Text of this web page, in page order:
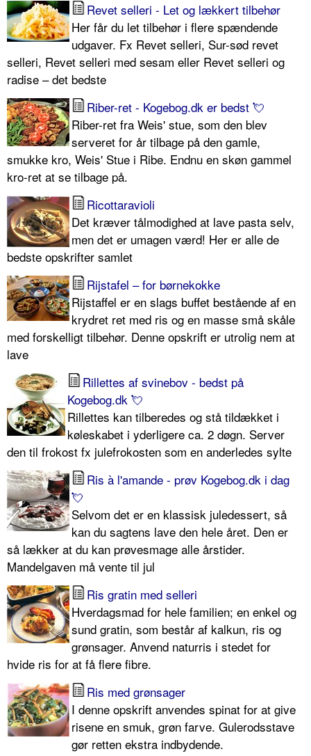
Revet selleri - Let og lækkert tilbehør
Her får du let tilbehør i flere spændende
udgaver. Fx Revet selleri, Sur-sød revet
selleri, Revet selleri med sesam eller Revet selleri og
radise – det bedste
Riber-ret - Kogebog.dk er bedst 💘
Riber-ret fra Weis' stue, som den blev
serveret for år tilbage på den gamle,
smukke kro, Weis' Stue i Ribe. Endnu en skøn gammel
kro-ret at se tilbage på.
Ricottaravioli
Det kræver tålmodighed at lave pasta selv,
men det er umagen værd! Her er alle de
bedste opskrifter samlet
Rijstafel – for børnekokke
Rijstaffel er en slags buffet bestående af en
krydret ret med ris og en masse små skåle
med forskelligt tilbehør. Denne opskrift er utrolig nem at
lave
Rillettes af svinebov - bedst på
Kogebog.dk 💘
Rillettes kan tilberedes og stå tildækket i
køleskabet i yderligere ca. 2 døgn. Server
den til frokost fx julefrokosten som en anderledes sylte
Ris à l'amande - prøv Kogebog.dk i dag
💘
Selvom det er en klassisk juledessert, så
kan du sagtens lave den hele året. Den er
så lækker at du kan prøvesmage alle årstider.
Mandelgaven må vente til jul
Ris gratin med selleri
Hverdagsmad for hele familien; en enkel og
sund gratin, som består af kalkun, ris og
grønsager. Anvend naturris i stedet for
hvide ris for at få flere fibre.
Ris med grønsager
I denne opskrift anvendes spinat for at give
risene en smuk, grøn farve. Gulerodsstave
gør retten ekstra indbydende.